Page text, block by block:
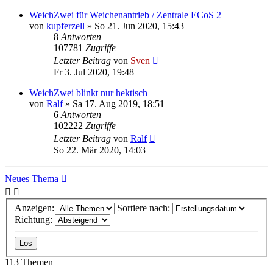
WeichZwei für Weichenantrieb / Zentrale ECoS 2
von kupferzell » So 21. Jun 2020, 15:43
8 Antworten
107781 Zugriffe
Letzter Beitrag von Sven
Fr 3. Jul 2020, 19:48
WeichZwei blinkt nur hektisch
von Ralf» Sa 17. Aug 2019, 18:51
6 Antworten
102222 Zugriffe
Letzter Beitrag von Ralf
So 22. Mär 2020, 14:03
Neues Thema
Anzeigen:
Sortiere nach:
Richtung:
113 Themen